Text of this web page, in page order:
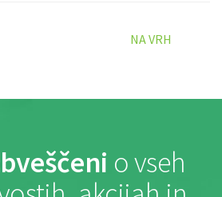
NA VRH
o vseh